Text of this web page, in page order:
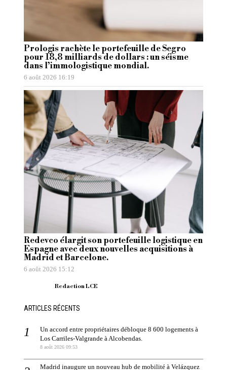
Prologis rachète le portefeuille de Segro
pour 18,8 milliards de dollars : un séisme
dans l’immologistique mondial.
6 août 2026 16:19
Redevco élargit son portefeuille logistique en
Espagne avec deux nouvelles acquisitions à
Madrid et Barcelone.
6 août 2026 15:12
Redaction LCE
ARTICLES RÉCENTS
Un accord entre propriétaires débloque 8 600 logements à
Los Carriles-Valgrande à Alcobendas.
8 août 2026 09:53
Madrid inaugure un nouveau hub de mobilité à Velázquez